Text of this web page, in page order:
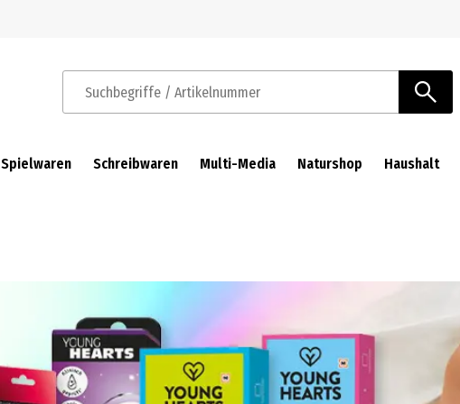
Suchbegriffe / Artikelnummer
Spielwaren Schreibwaren Multi-Media Naturshop Haushalt